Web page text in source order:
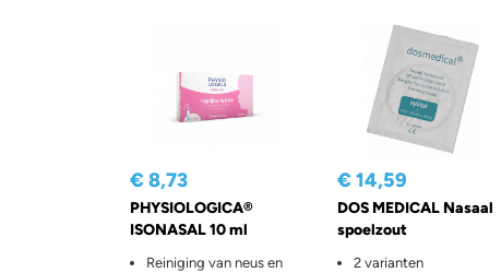
€ 8,73
PHYSIOLOGICA®
ISONASAL 10 ml
Reiniging van neus en
€ 14,59
DOS MEDICAL Nasaal
spoelzout
2 varianten